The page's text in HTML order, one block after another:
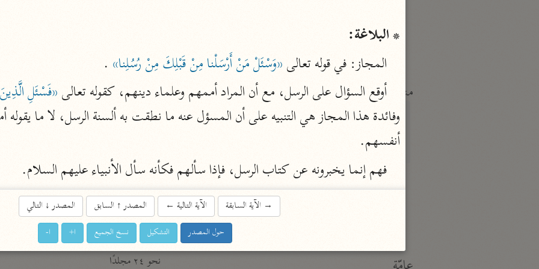
نحو ٦ مجلدات
منتقاة
تفسير ابن قيّم الجوزيّة
تفسير شيخ الإسلام
ابن تيمية (٧٢٨ هـ)
محمد الأمين الشنقيطي (١٣٩٤ هـ)
نحو ١١ مجلدًا
نظم الدرر
لغة وبلاغة
التحرير والتنوير
ابن عاشور (١٣٩٣ هـ)
نحو ٢٤ مجلدًا
* البلاغة:
المجاز: في قوله تعالى «وَسْئَلْ مَنْ أَرْسَلْنا مِنْ قَبْلِكَ مِنْ رُسُلِنا» .
أوقع السؤال على الرسل، مع أن المراد أممهم وعلماء دينهم، كقوله تعالى «فَسْئَلِ
أنفسهم.
فهم إنما يخبرونه عن كتاب الرسل، فإذا سألهم فكأنه سأل الأنبياء عليهم السلام.
→الآية السابقة الآية التالية ← المصدر↑السابق المصدر↓التالي
حول المصدر التشكيل نسخ الجميع ا+ ا-